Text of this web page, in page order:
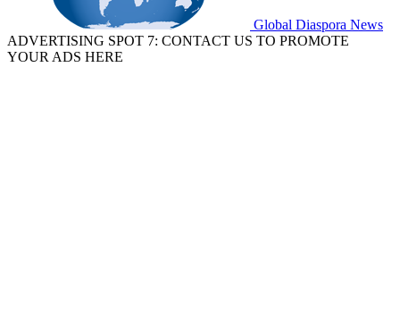
Global Diaspora News
ADVERTISING SPOT 7: CONTACT US TO PROMOTE
YOUR ADS HERE